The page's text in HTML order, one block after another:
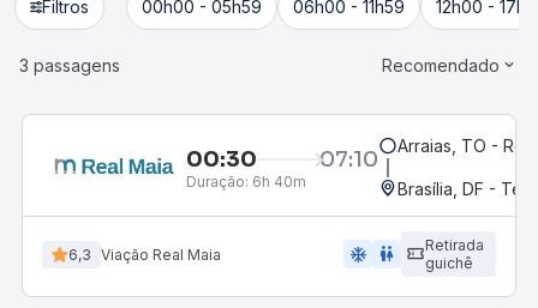
Filtros 00h00 - 05h59 06h00 - 11h59 12h00 -
3 passagens Recomendado
00:30 07:10
Duração: 6h 40m
Arraias, TO -
Brasília, DF -
6,3 Viação Real Maia ac_unit wc
Retirada
guichê